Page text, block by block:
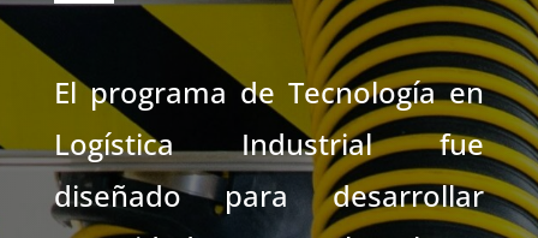
El programa de Tecnología en
Logística Industrial fue
diseñado para desarrollar